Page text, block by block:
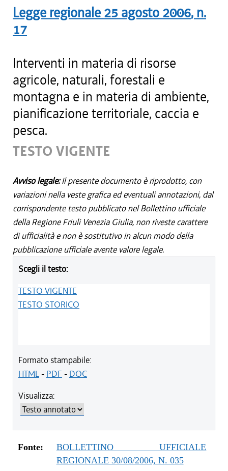
Legge regionale 25 agosto 2006, n.
17
Interventi in materia di risorse
agricole, naturali, forestali e
montagna e in materia di ambiente,
pianificazione territoriale, caccia e
pesca.
TESTO VIGENTE
Avviso legale:Il presente documento è riprodotto, con
variazioni nella veste grafica ed eventuali annotazioni, dal
corrispondente testo pubblicato nel Bollettino ufficiale
della Regione Friuli Venezia Giulia, non riveste carattere
di ufficialità e non è sostitutivo in alcun modo della
pubblicazione ufficiale avente valore legale.
Scegli il testo:
TESTO VIGENTE
TESTO STORICO
Formato stampabile:
HTML- PDF - DOC
Visualizza:
Fonte:
BOLLETTINO UFFICIALE
REGIONALE 30/08/2006, N. 035